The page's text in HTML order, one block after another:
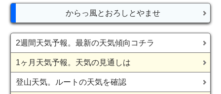
からっ風とおろしとやませ
2週間天気予報。最新の天気傾向コチラ
1ヶ月天気予報。天気の見通しは
登山天気。ルートの天気を確認